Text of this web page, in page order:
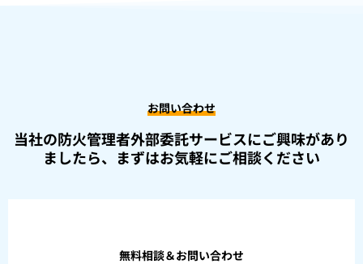
お問い合わせ
当社の防火管理者外部委託サービスにご興味があり
ましたら、 まずはお気軽にご相談ください
無料相談＆お問い合わせ